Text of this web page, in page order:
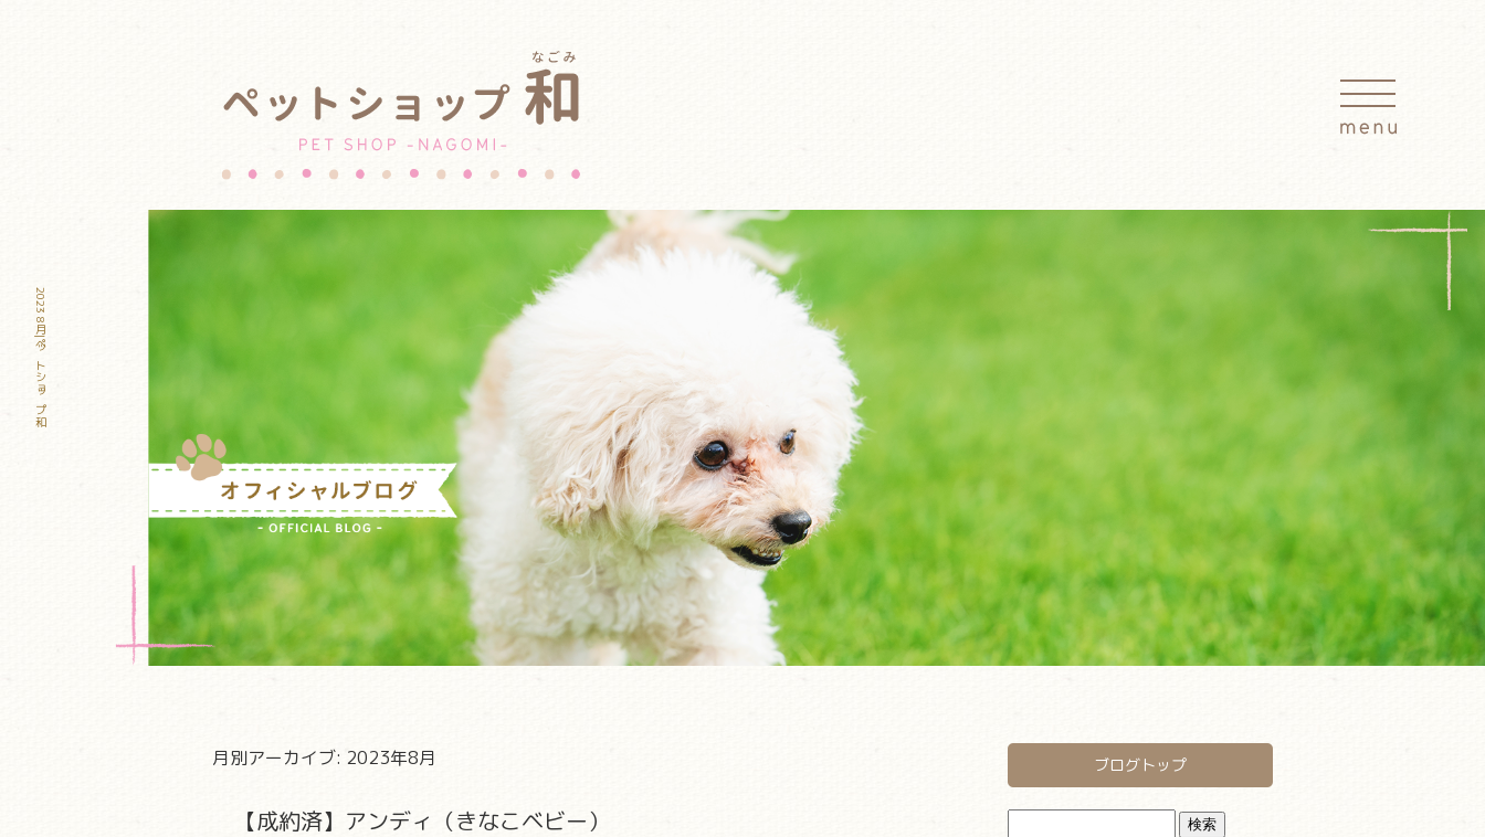
2023 8月|ペットショップ和
月別アーカイブ: 2023年8月
【成約済】アンディ（きなこベビー）
ブログトップ